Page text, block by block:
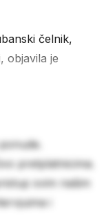
čelnik,
objavila je
pretplatnicima.
svim našim
i